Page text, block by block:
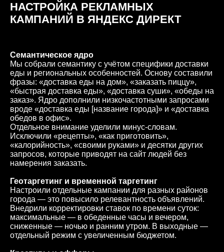
НАСТРОЙКА РЕКЛАМНЫХ
КАМПАНИЙ В ЯНДЕКС ДИРЕКТ
Семантическое ядро
Мы собрали семантику с учётом специфики доставки
еды и региональных особенностей. Основу составили
фразы: «доставка еды на дом», «заказать пиццу»,
«быстрая доставка еды», «доставка суши», «обеды на
заказ». Ядро дополнили низкочастотными запросами
вроде «доставка еды [название города]» и «доставка
обедов в офис».
Отдельное внимание уделили минус-словам.
Исключили «рецепты», «как приготовить»,
«калорийность», «своими руками» и десятки других
запросов, которые приводят на сайт людей без
намерения заказать.
Геотаргетинг и временной таргетинг
Настроили отдельные кампании для разных районов
города — это повысило релевантность объявлений.
Внедрили корректировки ставок по времени суток:
максимальные — в обеденные часы и вечером,
сниженные — ночью и ранним утром. В выходные —
отдельный режим с увеличенным бюджетом.